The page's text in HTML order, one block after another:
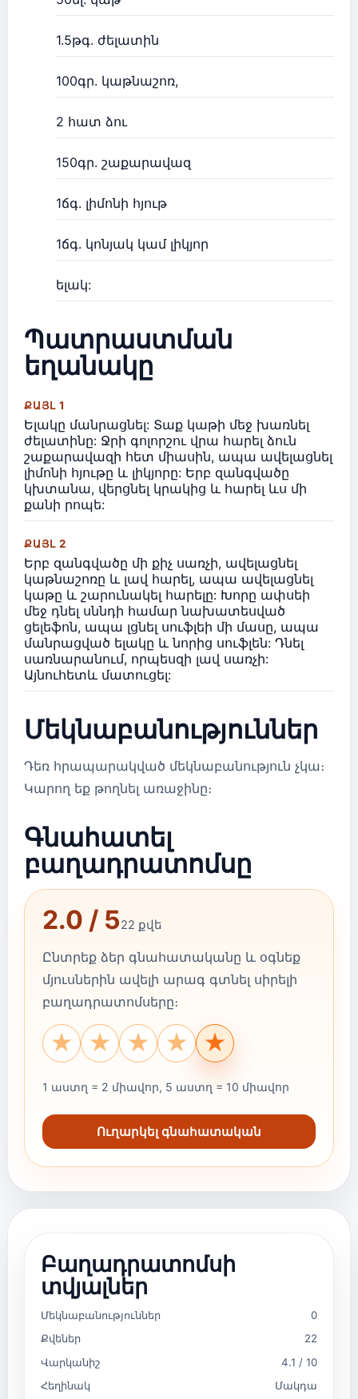
1.5թգ. ժելատին
100գր. կաթնաշոռ,
2 հատ ձու
150գր. շաքարավազ
1ճգ. լիմոնի հյութ
1ճգ. կոնյակ կամ լիկյոր
ելակ:
Պատրաստման
եղանակը
ՔԱՅԼ 1
Ելակը մանրացնել: Տաք կաթի մեջ խառնել
ժելատինը: Ջրի գոլորշու վրա հարել ձուն
շաքարավազի հետ միասին, ապա ավելացնել
լիմոնի հյութը և լիկյորը: Երբ զանգվածը
կխտանա, վերցնել կրակից և հարել ևս մի
քանի րոպե:
ՔԱՅԼ 2
Երբ զանգվածը մի քիչ սառչի, ավելացնել
կաթնաշոռը և լավ հարել, ապա ավելացնել
կաթը և շարունակել հարելը: Խորը ափսեի
մեջ դնել սննդի համար նախատեսված
ցելեֆոն, ապա լցնել սուֆլեի մի մասը, ապա
մանրացված ելակը և նորից սուֆլեն: Դնել
սառնարանում, որպեսզի լավ սառչի:
Այնուհետև մատուցել:
Մեկնաբանություններ
Դեռ հրապարակված մեկնաբանություն չկա։
Կարող եք թողնել առաջինը։
Գնահատել
բաղադրատոմսը
2.0 / 522 քվե
Ընտրեք ձեր գնահատականը և օգնեք
մյուսներին ավելի արագ գտնել սիրելի
բաղադրատոմսերը։
★
★
★
★
★
1 աստղ = 2 միավոր, 5 աստղ = 10 միավոր
Ուղարկել գնահատական
Բաղադրատոմսի
տվյալներ
Մեկնաբանություններ
0
Քվեներ
22
Վարկանիշ
4.1 / 10
Հեղինակ
Մակդա